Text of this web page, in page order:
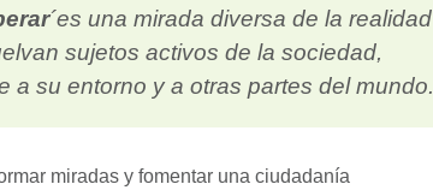
´es una mirada diversa de la realidad
sujetos activos de la sociedad,
a su entorno y a otras partes del mundo.
miradas y fomentar una ciudadanía